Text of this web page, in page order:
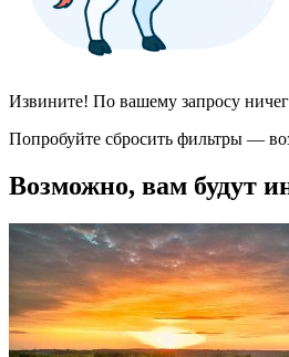
Извините! По вашему запросу
Попробуйте сбросить фильтры —
Возможно, вам будут